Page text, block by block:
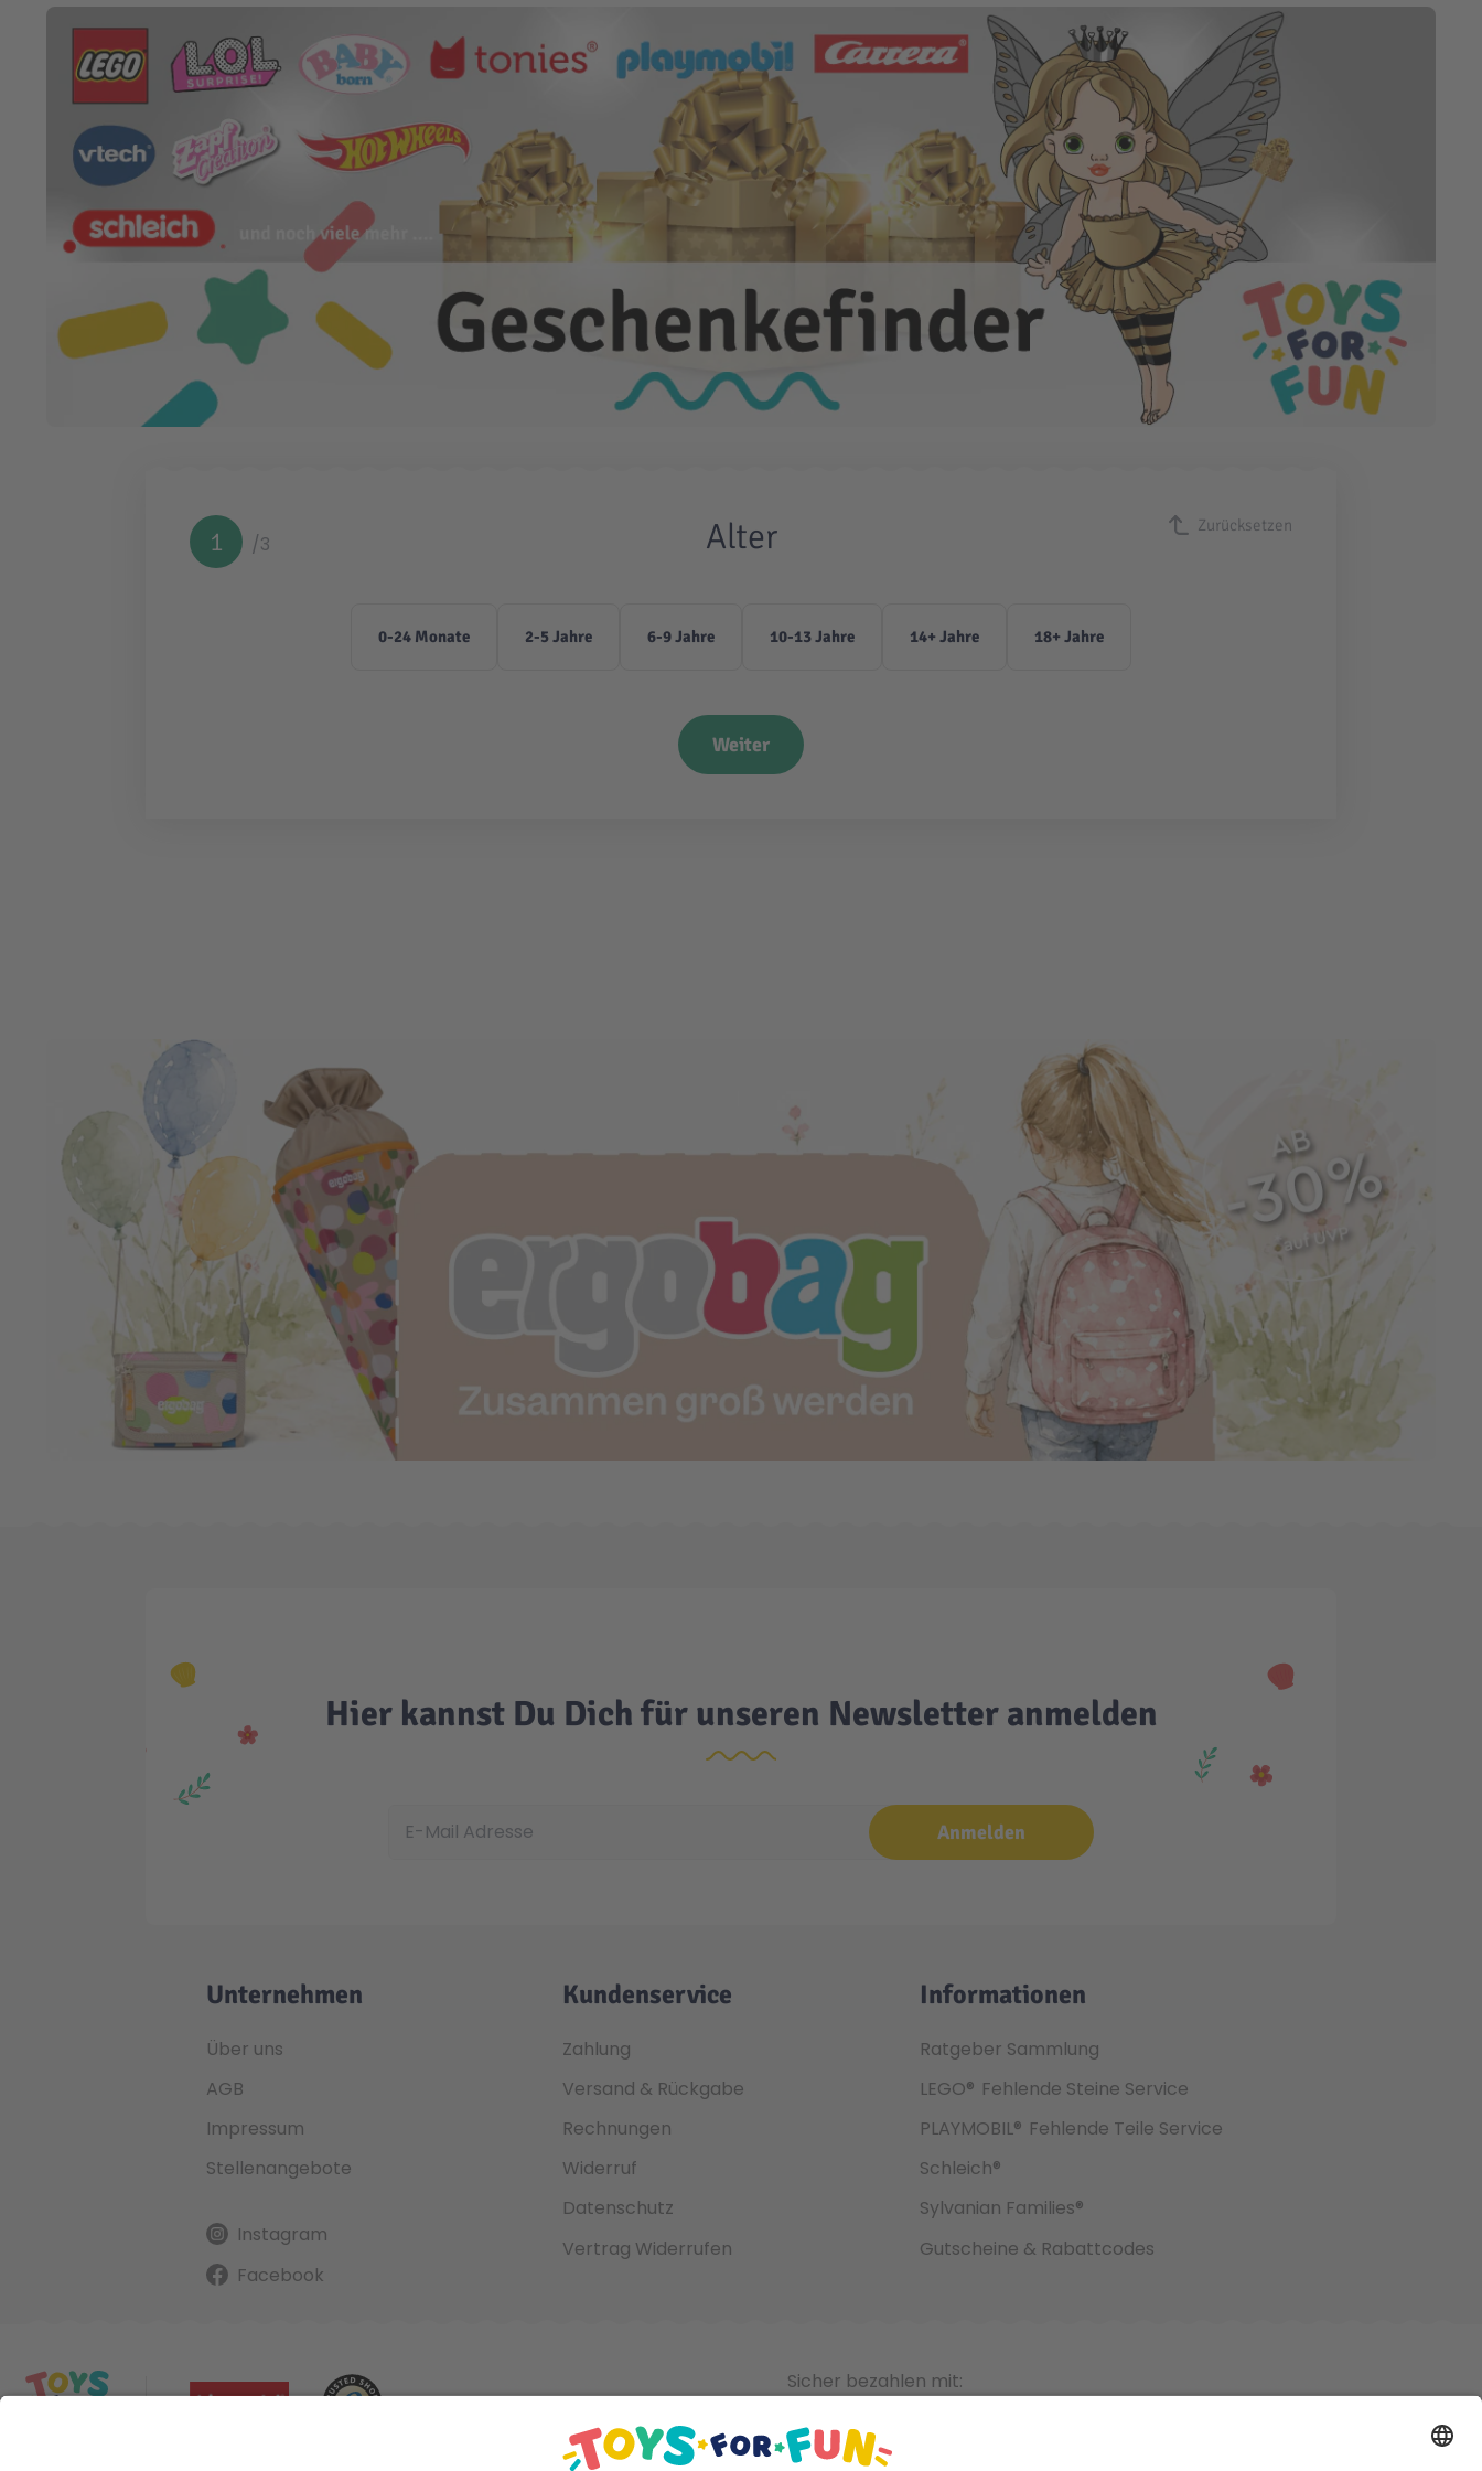
Zurücksetzen
1 /3 Alter
0-24 Monate 2-5 Jahre 6-9 Jahre 10-13 Jahre 14+ Jahre 18+ Jahre
Weiter
Hier kannst Du Dich für unseren Newsletter anmelden
Anmelden
Unternehmen
Über uns
AGB
Impressum
Stellenangebote
Instagram
Facebook
Kundenservice
Zahlung
Versand & Rückgabe
Rechnungen
Widerruf
Datenschutz
Vertrag Widerrufen
Informationen
Ratgeber Sammlung
LEGO® Fehlende Steine Service
PLAYMOBIL® Fehlende Teile Service
Schleich®
Sylvanian Families®
Gutscheine & Rabattcodes
Sicher bezahlen mit: